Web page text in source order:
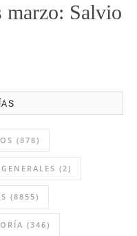
marzo: Salvio
(878)
(2)
(8855)
(346)